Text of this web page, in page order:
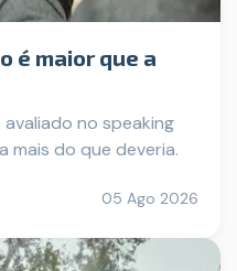
é maior que a
no speaking
mais do que deveria.
05 Ago 2026